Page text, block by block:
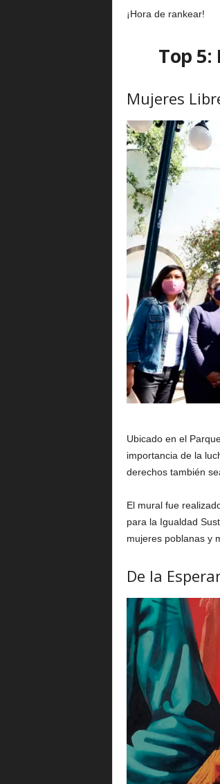
¡Hora de rankear!
Top
Mujeres
Ubicado en el
importancia de la
derechos también
El mural fue
para la Igualdad
mujeres poblanas y
De la